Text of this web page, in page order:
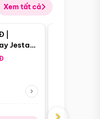
Xem tất cả
nổi bật
|
Jestar